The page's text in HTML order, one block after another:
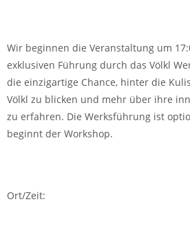
Wir beginnen die Veranstaltung um
exklusiven Führung durch das Völkl
die einzigartige Chance, hinter die
Völkl zu blicken und mehr über ihre
zu erfahren. Die Werksführung ist
beginnt der Workshop.
Ort/Zeit: